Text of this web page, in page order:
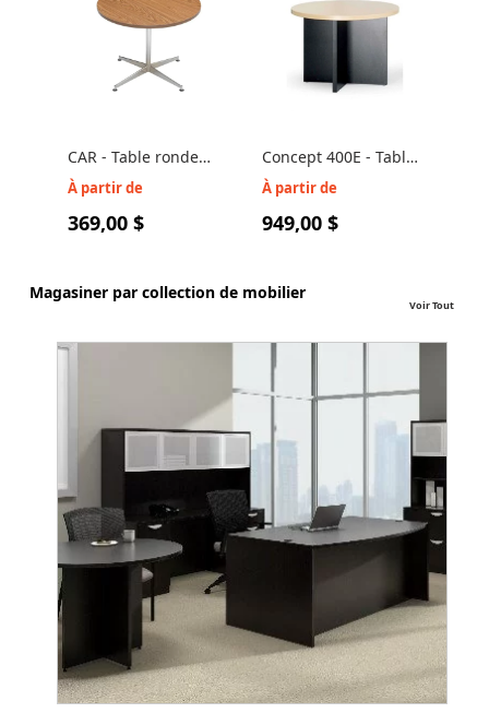
CAR - Table ronde
pour cafétéria ou
À partir de
369,00 $
Concept 400E - Table
ronde en mélamine
À partir de
949,00 $
Magasiner par collection de mobilier
Voir Tout